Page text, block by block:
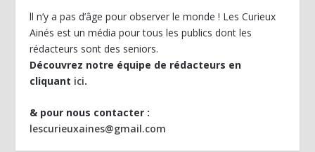
ll n’y a pas d’âge pour observer le monde ! Les Curieux
Ainés est un média pour tous les publics dont les
rédacteurs sont des seniors.
Découvrez notre équipe de rédacteurs en
cliquant ici.
& pour nous contacter :
lescurieuxaines@gmail.com